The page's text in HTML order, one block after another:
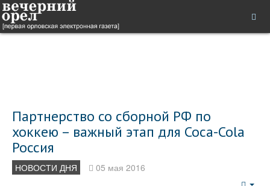
Партнерство со сборной РФ по
хоккею – важный этап для Coca-Cola
Россия
НОВОСТИ ДНЯ 05 мая 2016